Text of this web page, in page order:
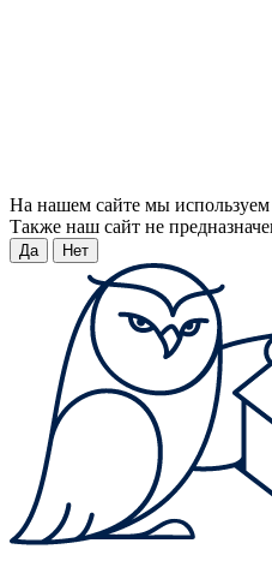
На нашем сайте мы используем
Также наш сайт не
Да Нет